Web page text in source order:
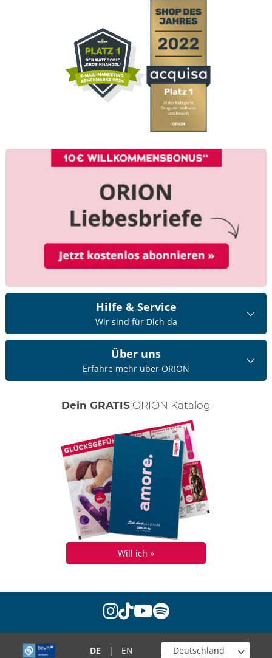
Hilfe & Service
Wir sind für Dich da
Über uns
Erfahre mehr über ORION
Dein GRATIS ORION Katalog
Will ich »
instagram
tiktok
youtube
spotify
DE | EN Wähle deinen Shop